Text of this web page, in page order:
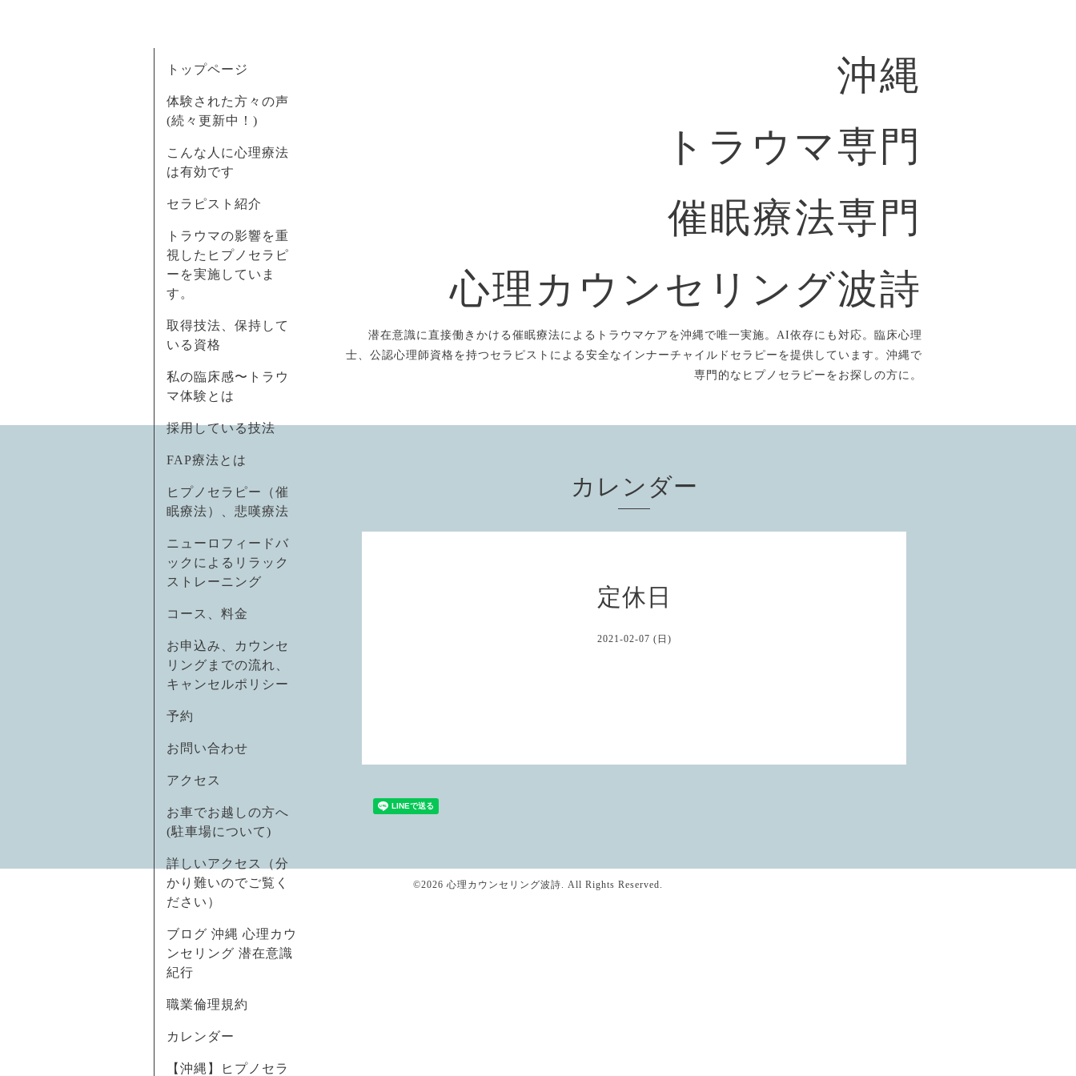
沖縄
トラウマ専門
催眠療法専門
心理カウンセリング波詩
潜在意識に直接働きかける催眠療法によるトラウマケアを沖縄で唯一実施。AI依存にも対応。臨床心理
士、公認心理師資格を持つセラピストによる安全なインナーチャイルドセラピーを提供しています。沖縄で
専門的なヒプノセラピーをお探しの方に。
トップページ
体験された方々の声
(続々更新中！)
こんな人に心理療法
は有効です
セラピスト紹介
トラウマの影響を重
視したヒプノセラピ
ーを実施していま
す。
取得技法、保持して
いる資格
私の臨床感〜トラウ
マ体験とは
採用している技法
FAP療法とは
ヒプノセラピー（催
眠療法）、悲嘆療法
ニューロフィードバ
ックによるリラック
ストレーニング
コース、料金
お申込み、カウンセ
リングまでの流れ、
キャンセルポリシー
予約
お問い合わせ
アクセス
お車でお越しの方へ
(駐車場について)
詳しいアクセス（分
かり難いのでご覧く
ださい）
ブログ 沖縄 心理カウ
ンセリング 潜在意識
紀行
職業倫理規約
カレンダー
【沖縄】ヒプノセラ
カレンダー
定休日
2021-02-07 (日)
©2026 心理カウンセリング波詩 . All Rights Reserved.